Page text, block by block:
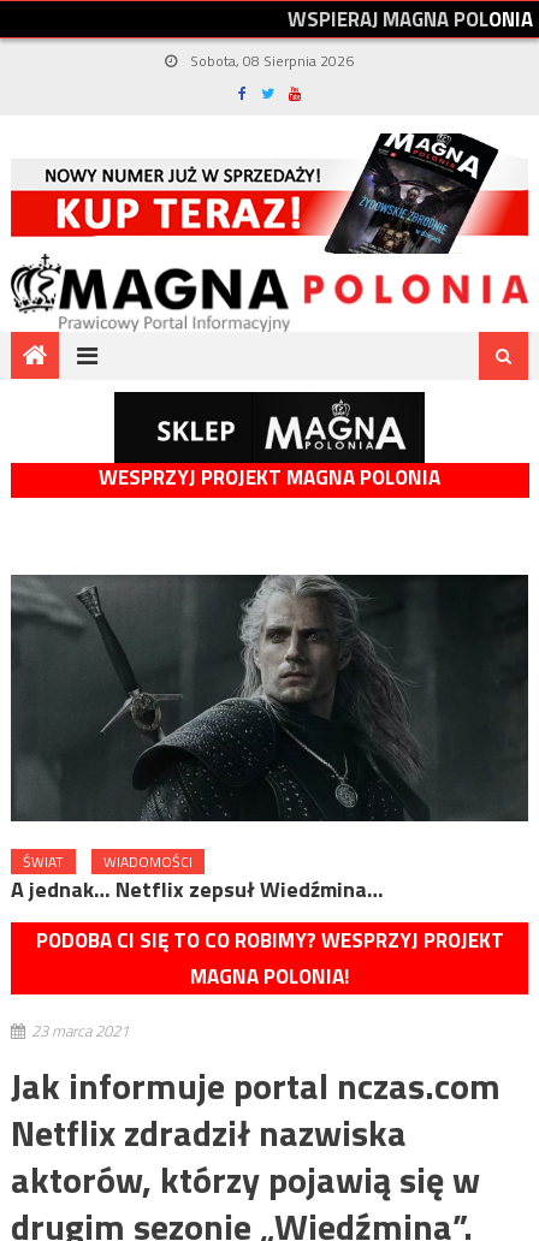
WSPIERAJMAGNAPOLONIA
Sobota, 08 Sierpnia 2026
WESPRZYJ PROJEKT MAGNA POLONIA
ŚWIAT WIADOMOŚCI
A jednak… Netflix zepsuł Wiedźmina…
PODOBA CI SIĘ TO CO ROBIMY? WESPRZYJ PROJEKT
MAGNA POLONIA!
23 marca 2021
Jak informuje portal nczas.com
Netflix zdradził nazwiska
aktorów, którzy pojawią się w
drugim sezonie „Wiedźmina”.